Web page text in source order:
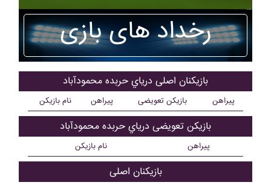
رخداد های بازی
بازیکنان اصلی درياي حربده محمودآباد
نام بازیکن پیراهن بازیکن تعویضی پیراهن
بازیکن تعویضی درياي حربده محمودآباد
نام بازیکن پیراهن
بازیکنان اصلی